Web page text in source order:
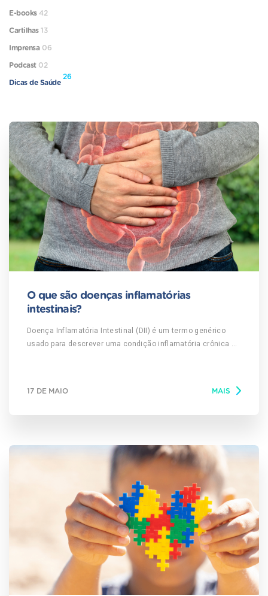
O que são doenças inflamatórias
intestinais?
Doença Inflamatória Intestinal (DII) é um termo genérico
usado para descrever uma condição inflamatória crônica de
inflamatório crônico, mas que pode acometer qualquer parte
do tubo digestivo. Porém, a causa precisa da DII permanece
desconhecida. Sabe-se que uma dieta ruim e o estresse
podem agravar os sintomas, mas não são a causa desta
condição. Uma causa possível é um mau funcionamento do
sistema imunológico. Outra causa possível tem a ver com a
hereditariedade, a qual parece desempenhar um papel em
que a DII é mais comum em pessoas que têm familiares
com a doença. Dia Mundial das Doenças Inflamatórias
Intestinais O Dia Mundial das Doenças Inflamatórias
Intestinais (DIIs) é comemorado em 19 de maio de cada
ano, foi idealizado em 2010 por organizações de pacientes
17 DE MAIO MAIS
E-books 42
Cartilhas13
Imprensa 06
Podcast 02
Dicas de Saúde
26